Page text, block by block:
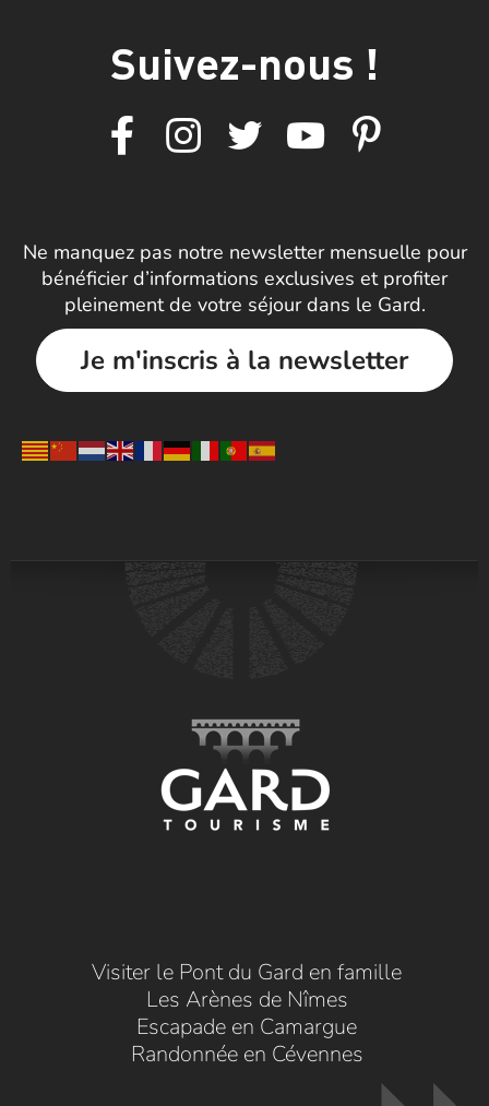
Suivez-nous !
Ne manquez pas notre newsletter mensuelle pour
bénéficier d’informations exclusives et profiter
pleinement de votre séjour dans le Gard.
Je m'inscris à la newsletter
Visiter le Pont du Gard en famille
Les Arènes de Nîmes
Escapade en Camargue
Randonnée en Cévennes